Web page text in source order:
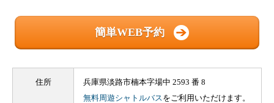
簡単WEB予約
住所
兵庫県淡路市楠本字場中 2593 番 8
無料周遊シャトルバス をご利用いただけます。